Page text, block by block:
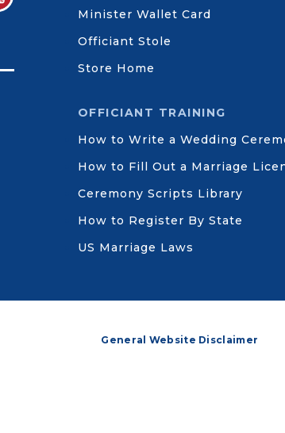
Minister Wallet Card
Officiant Stole
Store Home
OFFICIANT TRAINING
How to Write a Wedding
How to Fill Out a Marriage
Ceremony Scripts Library
How to Register By State
US Marriage Laws
General Website Disclaimer